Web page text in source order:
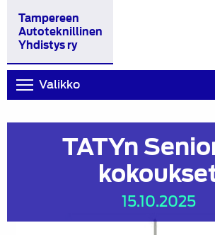
Tampereen
Autoteknillinen
Yhdistys ry
Valikko
TATYn
15.10.2025